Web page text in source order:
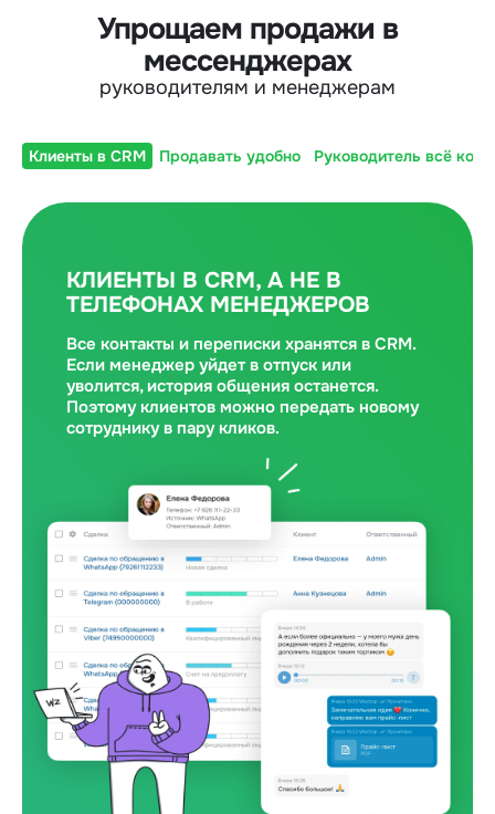
Упрощаем продажи в
мессенджерах
руководителям и менеджерам
Клиенты в CRM Продавать удобно Руководитель всё
КЛИЕНТЫ В CRM, А НЕ В
ТЕЛЕФОНАХ МЕНЕДЖЕРОВ
Все контакты и переписки хранятся в CRM.
Если менеджер уйдет в отпуск или
уволится, история общения останется.
Поэтому клиентов можно передать новому
сотруднику в пару кликов.